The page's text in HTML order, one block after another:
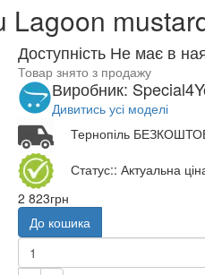
Lagoon
Доступність Не має в
Товар знято з продажу
Виробник:
Дивитись усі моделі
Тернопіль
Статус:: Актуальна
2 823грн
До кошика